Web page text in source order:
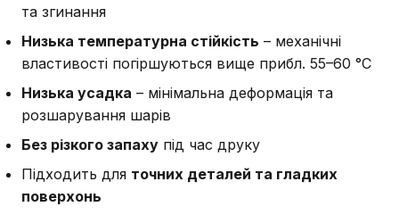
та згинання
Низька температурна стійкість – механічні
властивості погіршуються вище прибл. 55–60 °C
Низька усадка – мінімальна деформація та
розшарування шарів
Без різкого запаху під час друку
Підходить для точних деталей та гладких
поверхонь